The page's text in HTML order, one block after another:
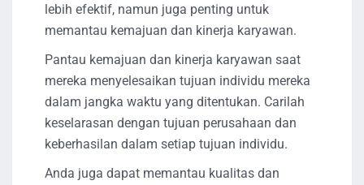
lebih efektif, namun juga penting untuk
memantau kemajuan dan kinerja karyawan.
Pantau kemajuan dan kinerja karyawan saat
mereka menyelesaikan tujuan individu mereka
dalam jangka waktu yang ditentukan. Carilah
keselarasan dengan tujuan perusahaan dan
keberhasilan dalam setiap tujuan individu.
Anda juga dapat memantau kualitas dan